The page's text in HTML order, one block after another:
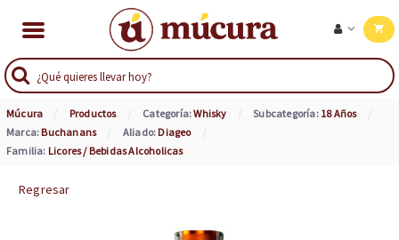
Múcura Productos Categoría:Whisky Subcategoría: 18 Años
Marca: Buchanans Aliado: Diageo
Familia: Licores / Bebidas Alcoholicas
Regresar